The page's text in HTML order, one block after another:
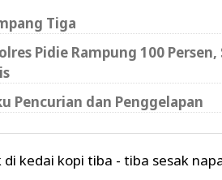
Tiga
Pidie Rampung 100 Persen,
Pencurian dan Penggelapan
kedai kopi tiba - tiba sesak